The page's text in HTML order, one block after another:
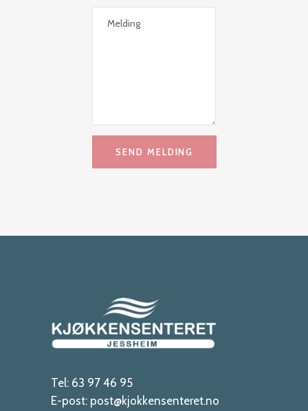
Tel: 63 97 46 95
E-post: post@kjokkensenteret.no